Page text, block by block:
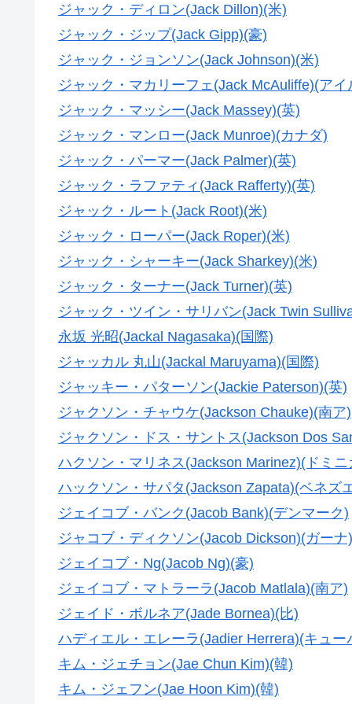
ジャック・ディロン(Jack Dillon)(米)
ジャック・ジップ(Jack Gipp)(豪)
ジャック・ジョンソン(Jack Johnson)(米)
ジャック・マカリーフェ(Jack McAuliffe)(アイ
ジャック・マッシー(Jack Massey)(英)
ジャック・マンロー(Jack Munroe)(カナダ)
ジャック・パーマー(Jack Palmer)(英)
ジャック・ラファティ(Jack Rafferty)(英)
ジャック・ルート(Jack Root)(米)
ジャック・ローパー(Jack Roper)(米)
ジャック・シャーキー(Jack Sharkey)(米)
ジャック・ターナー(Jack Turner)(英)
ジャック・ツイン・サリバン(Jack Twin
永坂 光昭(Jackal Nagasaka)(国際)
ジャッカル 丸山(Jackal Maruyama)(国際)
ジャッキー・パターソン(Jackie Paterson)(英)
ジャクソン・チャウケ(Jackson Chauke)(南ア)
ジャクソン・ドス・サントス(Jackson Dos
ハクソン・マリネス(Jackson Marinez)(ドミニ
ハックソン・サパタ(Jackson Zapata)(ベネズ
ジェイコブ・バンク(Jacob Bank)(デンマーク)
ジャコブ・ディクソン(Jacob Dickson)(ガーナ)
ジェイコブ・Ng(Jacob Ng)(豪)
ジェイコブ・マトラーラ(Jacob Matlala)(南ア)
ジェイド・ボルネア(Jade Bornea)(比)
ハディエル・エレーラ(Jadier Herrera)(キュー
キム・ジェチョン(Jae Chun Kim)(韓)
キム・ジェフン(Jae Hoon Kim)(韓)